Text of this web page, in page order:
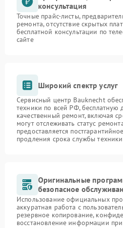
консультация
Точные прайс-листы,
ремонта, отсутствие скрытых
бесплатной консультации по
сайте
Широкий спектр услуг
Сервисный центр Bauknecht
техники по всей РФ, бесплатную
качественный ремонт, включая
могут отслеживать статус
предоставляется
продления срока службы техники
Оригинальные
безопасное
Использование официальных
аккуратная работа с
резервное копирование,
восстановление информации